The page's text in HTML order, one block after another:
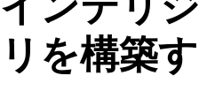
リを構